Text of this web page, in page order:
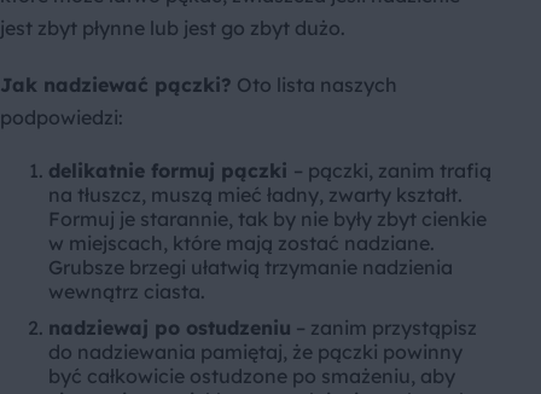
jest zbyt płynne lub jest go zbyt dużo.
Jak nadziewać pączki? Oto lista naszych
podpowiedzi:
delikatnie formuj pączki – pączki, zanim trafią
na tłuszcz, muszą mieć ładny, zwarty kształt.
Formuj je starannie, tak by nie były zbyt cienkie
w miejscach, które mają zostać nadziane.
Grubsze brzegi ułatwią trzymanie nadzienia
wewnątrz ciasta.
nadziewaj po ostudzeniu – zanim przystąpisz
do nadziewania pamiętaj, że pączki powinny
być całkowicie ostudzone po smażeniu, aby